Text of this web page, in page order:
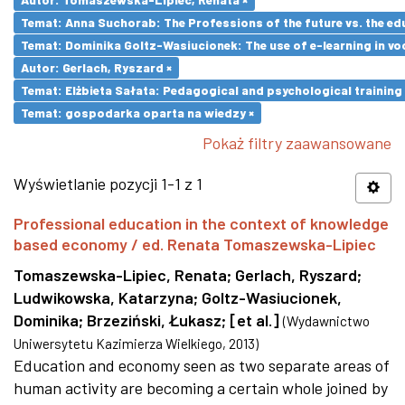
Temat: Anna Suchorab: The Professions of the future vs. the
Temat: Dominika Goltz-Wasiucionek: The use of e-learning in
Autor: Gerlach, Ryszard ×
Temat: Elżbieta Sałata: Pedagogical and psychological
Temat: gospodarka oparta na wiedzy ×
Pokaż filtry zaawansowane
Wyświetlanie pozycji 1-1 z 1
Professional education in the context of knowledge
based economy / ed. Renata Tomaszewska-Lipiec
Tomaszewska-Lipiec, Renata; Gerlach, Ryszard;
Ludwikowska, Katarzyna; Goltz-Wasiucionek,
Dominika; Brzeziński, Łukasz; [et al.] (Wydawnictwo
Uniwersytetu Kazimierza Wielkiego, 2013)
Education and economy seen as two separate areas of
human activity are becoming a certain whole joined by